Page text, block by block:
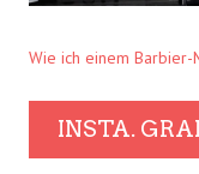
Wie ich einem
INSTA.